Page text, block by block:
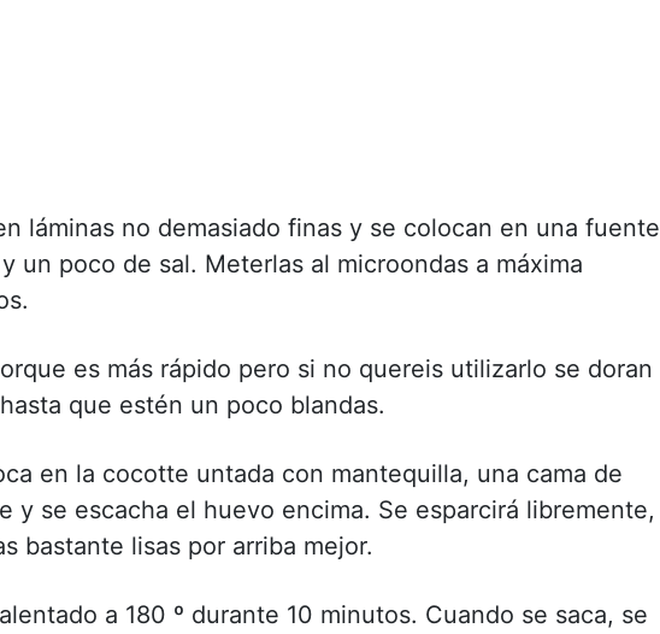
láminas no demasiado finas y se colocan en una fuente
un poco de sal. Meterlas al microondas a máxima
es más rápido pero si no quereis utilizarlo se doran
que estén un poco blandas.
en la cocotte untada con mantequilla, una cama de
y se escacha el huevo encima. Se esparcirá libremente,
bastante lisas por arriba mejor.
a 180 º durante 10 minutos. Cuando se saca, se